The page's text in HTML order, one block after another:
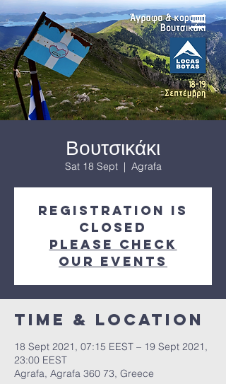
Βουτσικάκι
Sat 18 Sept
  |
Agrafa
Registration is
Closed
Please check
our events
Time & Location
18 Sept 2021, 07:15 EEST – 19 Sept 2021,
23:00 EEST
Agrafa, Agrafa 360 73, Greece